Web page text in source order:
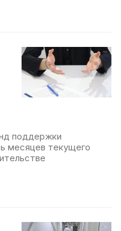
поддержки
месяцев текущего